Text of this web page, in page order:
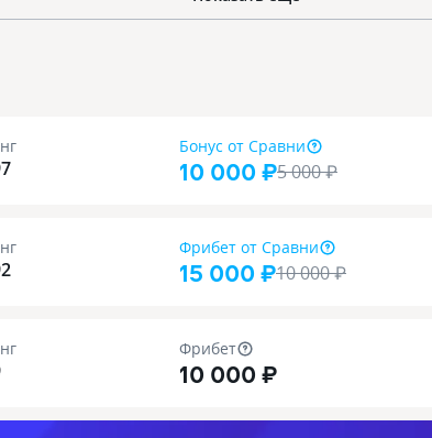
Бонус от Сравни
10 000 ₽5 000₽
Фрибет от Сравни
15 000 ₽10 000₽
Фрибет
10 000 ₽